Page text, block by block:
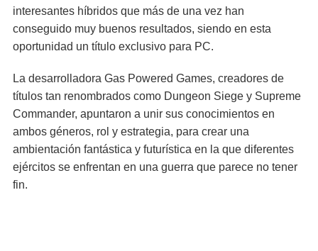
interesantes híbridos que más de una vez han
conseguido muy buenos resultados, siendo en esta
oportunidad un título exclusivo para PC.
La desarrolladora Gas Powered Games, creadores de
títulos tan renombrados como Dungeon Siege y Supreme
Commander, apuntaron a unir sus conocimientos en
ambos géneros, rol y estrategia, para crear una
ambientación fantástica y futurística en la que diferentes
ejércitos se enfrentan en una guerra que parece no tener
fin.